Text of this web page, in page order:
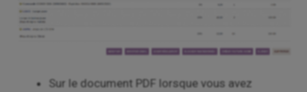
Sur le document PDF lorsque vous avez